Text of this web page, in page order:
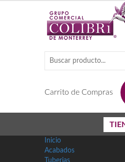
Carrito de Compras
Inicio
Acabados
Tuberias